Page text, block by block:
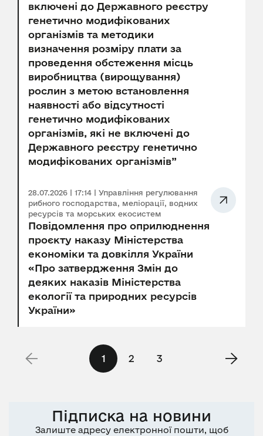
включені до Державного реєстру
генетично модифікованих
організмів та методики
визначення розміру плати за
проведення обстеження місць
виробництва (вирощування)
рослин з метою встановлення
наявності або відсутності
генетично модифікованих
організмів, які не включені до
Державного реєстру генетично
модифікованих організмів”
28.07.2026 | 17:14 | Управління регулювання
рибного господарства, меліорації, водних
ресурсів та морських екосистем
Повідомлення про оприлюднення
проєкту наказу Міністерства
економіки та довкілля України
«Про затвердження Змін до
деяких наказів Міністерства
екології та природних ресурсів
України»
1 2 3
Підписка на новини
Залиште адресу електронної пошти, щоб